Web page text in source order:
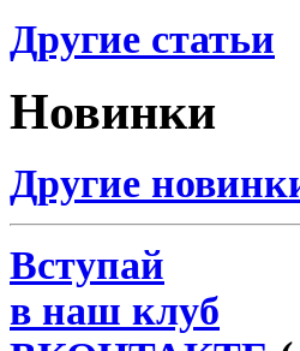
Другие статьи
Новинки
Другие
Вступай
в наш клуб